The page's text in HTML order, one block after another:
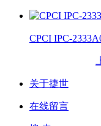
CPCI IPC-
关于捷世
在线留言